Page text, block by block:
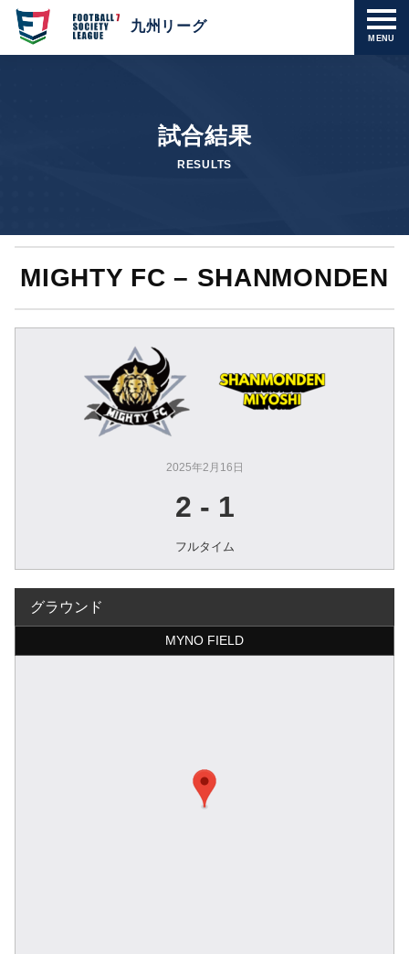
MENU
九州リーグ
試合結果
RESULTS
MIGHTY FC – SHANMONDEN
2025年2月16日
2 - 1
フルタイム
グラウンド
MYNO FIELD